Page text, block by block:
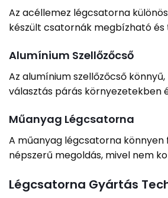
Az acéllemez légcsatorna
készült csatornák megbízható
Alumínium Szellőzőcső
Az alumínium szellőzőcső
választás párás
Műanyag Légcsatorna
A műanyag légcsatorna
népszerű megoldás, mivel nem
Légcsatorna Gyártás